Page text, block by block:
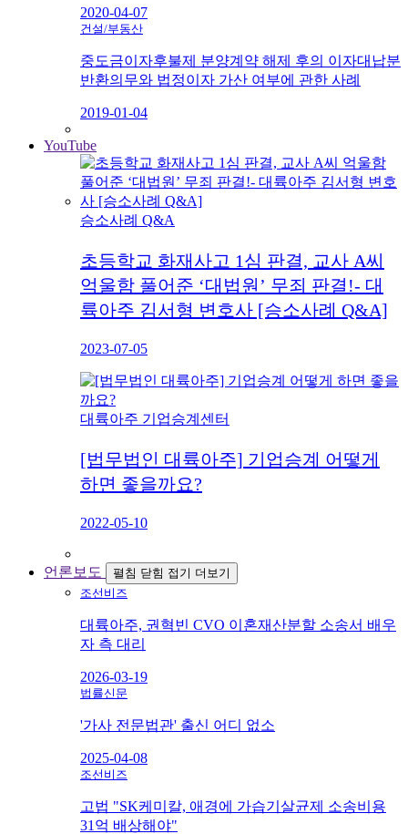
2020-04-07
건설/부동산
중도금이자후불제 분양계약 해제 후의 이자대납분
반환의무와 법정이자 가산 여부에 관한 사례
2019-01-04
YouTube
승소사례 Q&A
초등학교 화재사고 1심 판결, 교사 A씨
억울함 풀어준 ‘대법원’ 무죄 판결!- 대
륙아주 김서형 변호사 [승소사례 Q&A]
2023-07-05
대륙아주 기업승계센터
[법무법인 대륙아주] 기업승계 어떻게
하면 좋을까요?
2022-05-10
언론보도 펼침 닫힘 접기 더보기
조선비즈
대륙아주, 권혁빈 CVO 이혼재산분할 소송서 배우
자 측 대리
2026-03-19
법률신문
'가사 전문법관' 출신 어디 없소
2025-04-08
조선비즈
고법 "SK케미칼, 애경에 가습기살균제 소송비용
31억 배상해야"